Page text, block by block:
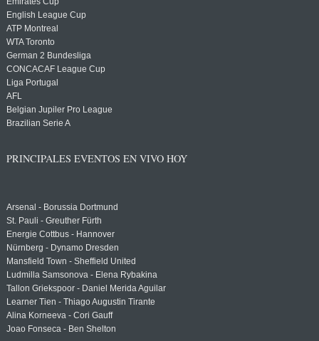
English League Cup
ATP Montreal
WTA Toronto
German 2 Bundesliga
CONCACAF League Cup
Liga Portugal
AFL
Belgian Jupiler Pro League
Brazilian Serie A
PRINCIPALES EVENTOS EN VIVO HOY
Arsenal - Borussia Dortmund
St. Pauli - Greuther Fürth
Energie Cottbus - Hannover
Nürnberg - Dynamo Dresden
Mansfield Town - Sheffield United
Ludmilla Samsonova - Elena Rybakina
Tallon Griekspoor - Daniel Merida Aguilar
Learner Tien - Thiago Augustin Tirante
Alina Korneeva - Cori Gauff
Joao Fonseca - Ben Shelton